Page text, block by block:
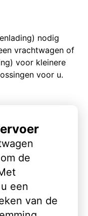
nodig
vrachtwagen of
voor kleinere
voor u.
de
een
van de